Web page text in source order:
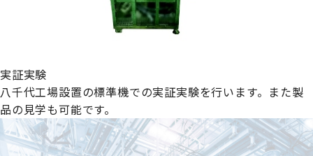
実証実験
八千代工場設置の標準機での実証実験を行います。また製
品の見学も可能です。